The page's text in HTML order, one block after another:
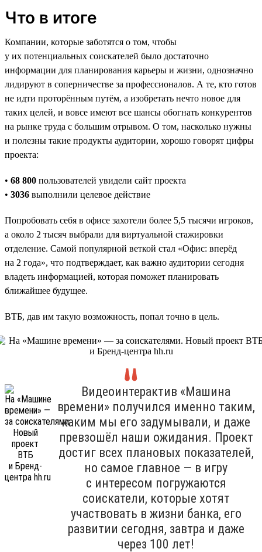
Что в итоге
Компании, которые заботятся о том, чтобы
у их потенциальных соискателей было достаточно
информации для планирования карьеры и жизни, однозначно
лидируют в соперничестве за профессионалов. А те, кто готов
не идти проторённым путём, а изобретать нечто новое для
таких целей, и вовсе имеют все шансы обогнать конкурентов
на рынке труда с большим отрывом. О том, насколько нужны
и полезны такие продукты аудитории, хорошо говорят цифры
проекта:
• 68 800 пользователей увидели сайт проекта
• 3036 выполнили целевое действие
Попробовать себя в офисе захотели более 5,5 тысячи игроков,
а около 2 тысяч выбрали для виртуальной стажировки
отделение. Самой популярной веткой стал «Офис: вперёд
на 2 года», что подтверждает, как важно аудитории сегодня
владеть информацией, которая поможет планировать
ближайшее будущее.
ВТБ, дав им такую возможность, попал точно в цель.
Видеоинтерактив «Машина
времени» получился именно таким,
каким мы его задумывали, и даже
превзошёл наши ожидания. Проект
достиг всех плановых показателей,
но самое главное — в игру
с интересом погружаются
соискатели, которые хотят
участвовать в жизни банка, его
развитии сегодня, завтра и даже
через 100 лет!